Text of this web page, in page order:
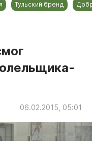
Тульский бренд
06.02.2015, 05:01